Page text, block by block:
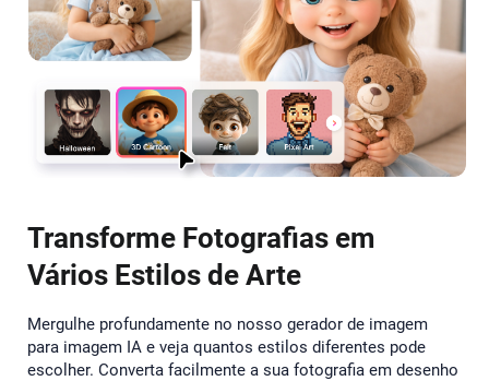
Transforme Fotografias em
Vários Estilos de Arte
Mergulhe profundamente no nosso gerador de imagem
para imagem IA e veja quantos estilos diferentes pode
escolher. Converta facilmente a sua fotografia em desenho